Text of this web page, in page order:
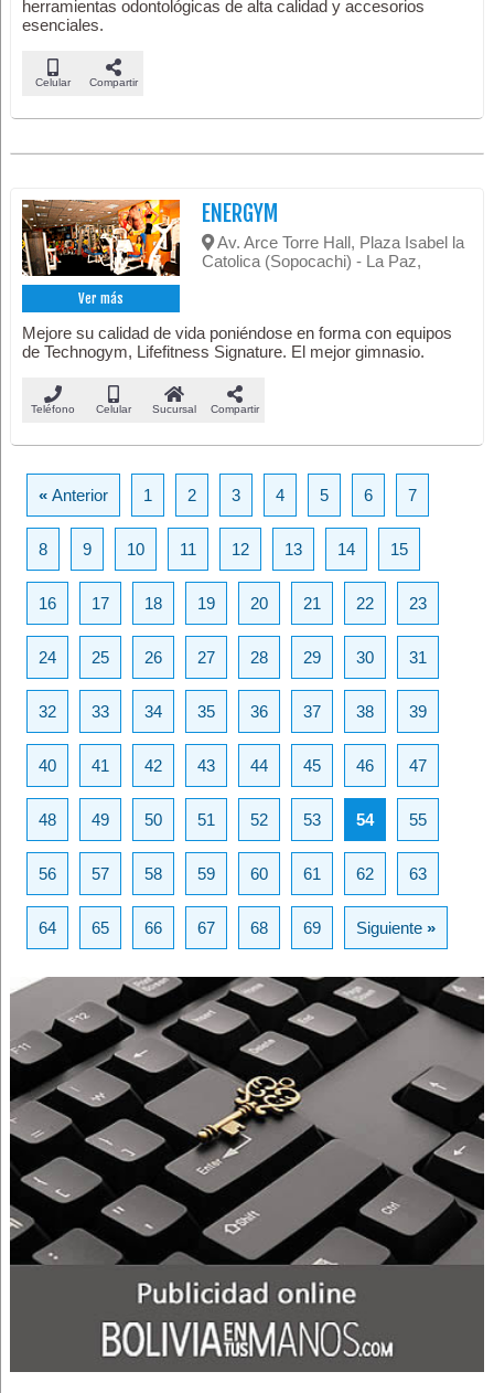
herramientas odontológicas de alta calidad y accesorios
esenciales.
Celular Compartir
Ver más
ENERGYM
Av. Arce Torre Hall, Plaza Isabel la
Catolica (Sopocachi) - La Paz,
Mejore su calidad de vida poniéndose en forma con equipos
de Technogym, Lifefitness Signature. El mejor gimnasio.
Teléfono Celular Sucursal Compartir
«Anterior 1 2 3 4 5 6 7
8 9 10 11 12 13 14 15
16 17 18 19 20 21 22 23
24 25 26 27 28 29 30 31
32 33 34 35 36 37 38 39
40 41 42 43 44 45 46 47
48 49 50 51 52 53 54 55
56 57 58 59 60 61 62 63
64 65 66 67 68 69 Siguiente»